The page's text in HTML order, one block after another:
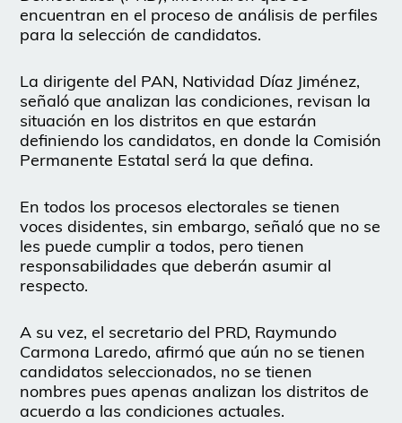
encuentran en el proceso de análisis de perfiles
para la selección de candidatos.
La dirigente del PAN, Natividad Díaz Jiménez,
señaló que analizan las condiciones, revisan la
situación en los distritos en que estarán
definiendo los candidatos, en donde la Comisión
Permanente Estatal será la que defina.
En todos los procesos electorales se tienen
voces disidentes, sin embargo, señaló que no se
les puede cumplir a todos, pero tienen
responsabilidades que deberán asumir al
respecto.
A su vez, el secretario del PRD, Raymundo
Carmona Laredo, afirmó que aún no se tienen
candidatos seleccionados, no se tienen
nombres pues apenas analizan los distritos de
acuerdo a las condiciones actuales.